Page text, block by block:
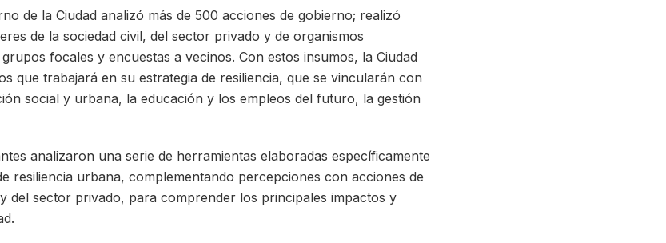
de la Ciudad analizó más de 500 acciones de gobierno; realizó
de la sociedad civil, del sector privado y de organismos
focales y encuestas a vecinos. Con estos insumos, la Ciudad
que trabajará en su estrategia de resiliencia, que se vincularán con
social y urbana, la educación y los empleos del futuro, la gestión
analizaron una serie de herramientas elaboradas específicamente
resiliencia urbana, complementando percepciones con acciones de
del sector privado, para comprender los principales impactos y